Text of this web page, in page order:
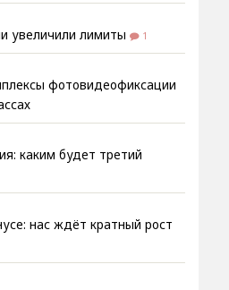
увеличили лимиты 1
фотовидеофиксации
каким будет третий
нас ждёт кратный рост